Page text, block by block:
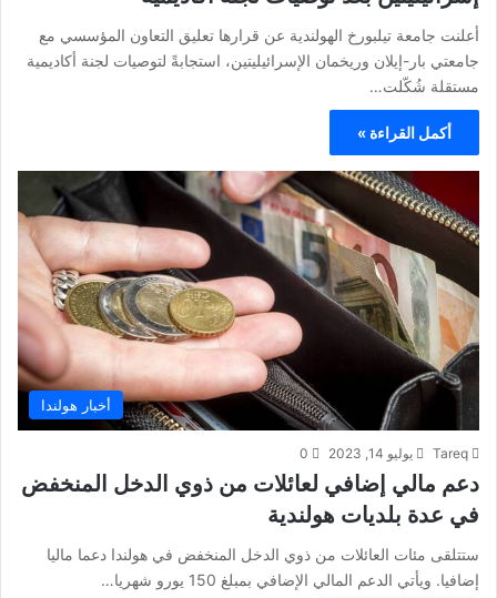
أعلنت جامعة تيلبورخ الهولندية عن قرارها تعليق التعاون المؤسسي مع
جامعتي بار-إيلان وريخمان الإسرائيليتين، استجابةً لتوصيات لجنة أكاديمية
مستقلة شُكّلت…
أكمل القراءة »
أخبار هولندا
Tareq يوليو 14, 2023 0
دعم مالي إضافي لعائلات من ذوي الدخل المنخفض
في عدة بلديات هولندية
ستتلقى مئات العائلات من ذوي الدخل المنخفض في هولندا دعما ماليا
إضافيا. ويأتي الدعم المالي الإضافي بمبلغ 150 يورو شهريا…